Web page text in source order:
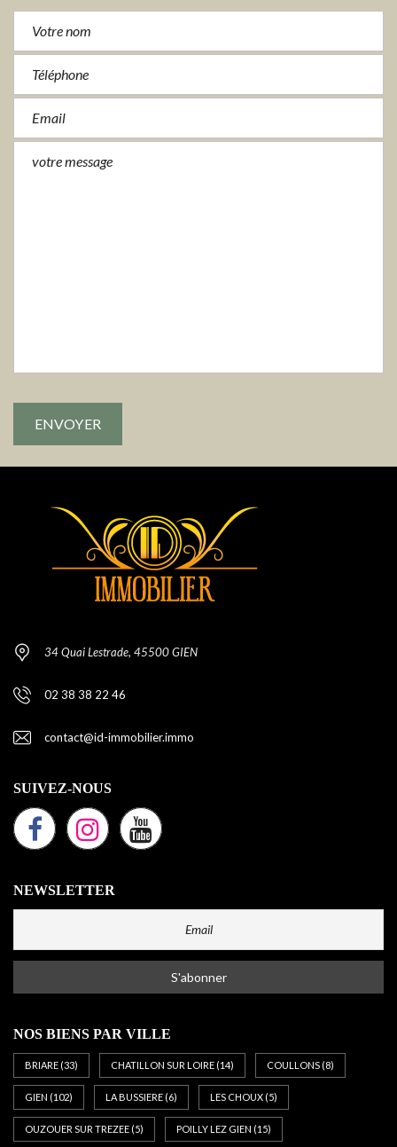
34 Quai Lestrade, 45500 GIEN
02 38 38 22 46
contact@id-immobilier.immo
SUIVEZ-NOUS
NEWSLETTER
NOS BIENS PAR VILLE
BRIARE (33) CHATILLON SUR LOIRE (14) COULLONS (8)
GIEN (102) LA BUSSIERE (6) LES CHOUX (5)
OUZOUER SUR TREZEE (5) POILLY LEZ GIEN (15)